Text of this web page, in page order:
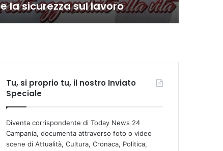
e la sicurezza sul lavoro
Tu, si proprio tu, il nostro Inviato
Speciale
Diventa corrispondente di Today News 24
Campania, documenta attraverso foto o video
scene di Attualità, Cultura, Cronaca, Politica,